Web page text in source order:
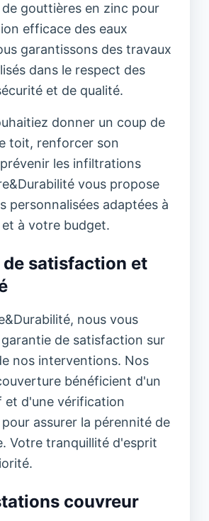
gouttières en zinc pour
efficace des eaux
garantissons des travaux
dans le respect des
et de qualité.
donner un coup de
toit, renforcer son
les infiltrations
vous propose
personnalisées adaptées à
à votre budget.
de satisfaction et
nous vous
de satisfaction sur
nos interventions. Nos
bénéficient d'un
et d'une vérification
assurer la pérennité de
Votre tranquillité d'esprit
couvreur